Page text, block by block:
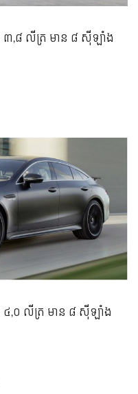
៣,៨ លីត្រ មាន ៨ ស៊ីឡាំង
៤,០ លីត្រ មាន ៨ ស៊ីឡាំង